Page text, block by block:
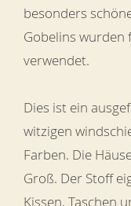
besonders
Gobelins wurden
verwendet.
Dies ist ein
witzigen
Farben. Die
Groß. Der Stoff
Kissen, Taschen